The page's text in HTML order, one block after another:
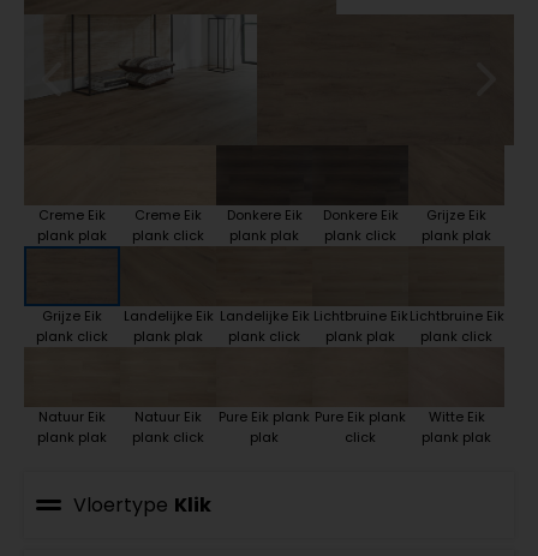
Creme Eik
plank plak
Creme Eik
plank click
Donkere Eik
plank plak
Donkere Eik
plank click
Grijze Eik
plank plak
Grijze Eik
plank click
Landelijke Eik
plank plak
Landelijke Eik
plank click
Lichtbruine Eik
plank plak
Lichtbruine Eik
plank click
Natuur Eik
plank plak
Natuur Eik
plank click
Pure Eik plank
plak
Pure Eik plank
click
Witte Eik
plank plak
Vloertype Klik